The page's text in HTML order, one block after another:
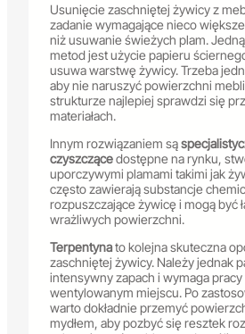
Usunięcie zaschniętej żywicy z
zadanie wymagające nieco
niż usuwanie świeżych plam.
metod jest użycie papieru
usuwa warstwę żywicy. Trzeba
aby nie naruszyć powierzchni
strukturze najlepiej sprawdzi się
materiałach.
Innym rozwiązaniem są
czyszczącedostępne na rynku,
uporczywymi plamami takimi jak
często zawierają substancje
rozpuszczające żywicę i mogą być
wrażliwych powierzchni.
Terpentynato kolejna skuteczna
zaschniętej żywicy. Należy jednak
intensywny zapach i wymaga
wentylowanym miejscu. Po
warto dokładnie przemyć
mydłem, aby pozbyć się resztek